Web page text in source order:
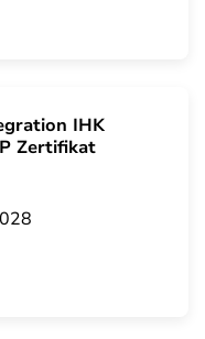
IHK
Zertifikat